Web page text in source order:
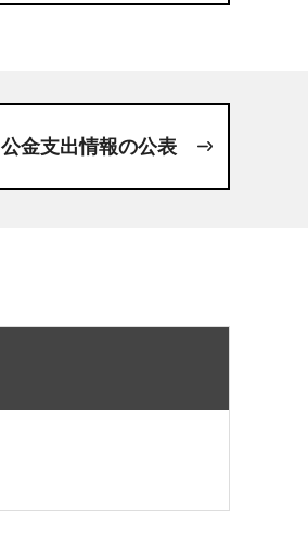
公金支出情報の公表